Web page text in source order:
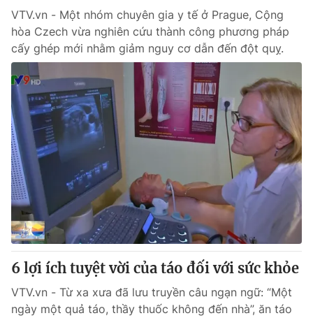
VTV.vn - Một nhóm chuyên gia y tế ở Prague, Cộng
hòa Czech vừa nghiên cứu thành công phương pháp
cấy ghép mới nhằm giảm nguy cơ dẫn đến đột quỵ.
6 lợi ích tuyệt vời của táo đối với sức khỏe
VTV.vn - Từ xa xưa đã lưu truyền câu ngạn ngữ: “Một
ngày một quả táo, thầy thuốc không đến nhà”, ăn táo